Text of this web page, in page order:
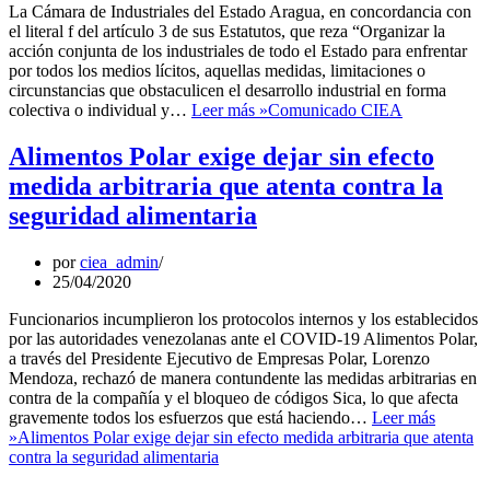
La Cámara de Industriales del Estado Aragua, en concordancia con
el literal f del artículo 3 de sus Estatutos, que reza “Organizar la
acción conjunta de los industriales de todo el Estado para enfrentar
por todos los medios lícitos, aquellas medidas, limitaciones o
circunstancias que obstaculicen el desarrollo industrial en forma
colectiva o individual y… Leer más »Comunicado CIEA
Alimentos Polar exige dejar sin efecto
medida arbitraria que atenta contra la
seguridad alimentaria
porciea_admin
25/04/2020
Funcionarios incumplieron los protocolos internos y los establecidos
por las autoridades venezolanas ante el COVID-19 Alimentos Polar,
a través del Presidente Ejecutivo de Empresas Polar, Lorenzo
Mendoza, rechazó de manera contundente las medidas arbitrarias en
contra de la compañía y el bloqueo de códigos Sica, lo que afecta
gravemente todos los esfuerzos que está haciendo… Leer más
»Alimentos Polar exige dejar sin efecto medida arbitraria que atenta
contra la seguridad alimentaria